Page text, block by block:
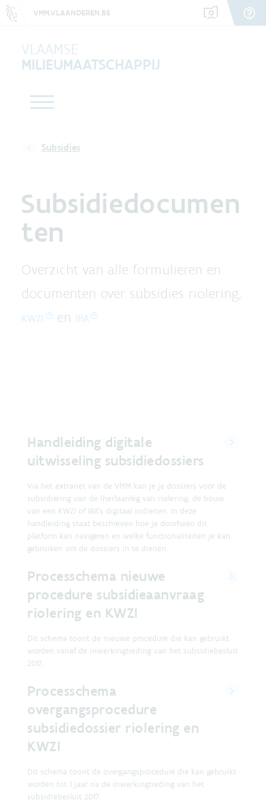
VMM.VLAANDEREN.BE
VLAAMSE
MILIEUMAATSCHAPPIJ
Subsidies
Subsidiedocumen
ten
Overzicht van alle formulieren en
documenten over subsidies riolering,
KWZI en IBA .
Handleiding digitale
uitwisseling subsidiedossiers
Via het extranet van de VMM kan je je dossiers voor de
subsidiëring van de (her)aanleg van riolering, de bouw
van een KWZI of IBA’s digitaal indienen. In deze
handleiding staat beschreven hoe je doorheen dit
platform kan navigeren en welke functionaliteiten je kan
gebruiken om de dossiers in te dienen.
Processchema nieuwe
procedure subsidieaanvraag
riolering en KWZI
Dit schema toont de nieuwe procedure die kan gebruikt
worden vanaf de inwerkingtreding van het subsidiebesluit
2017.
Processchema
overgangsprocedure
subsidiedossier riolering en
KWZI
Dit schema toont de overgangsprocedure die kan gebruikt
worden tot 1 jaar na de inwerkingtreding van het
subsidiebesluit 2017.